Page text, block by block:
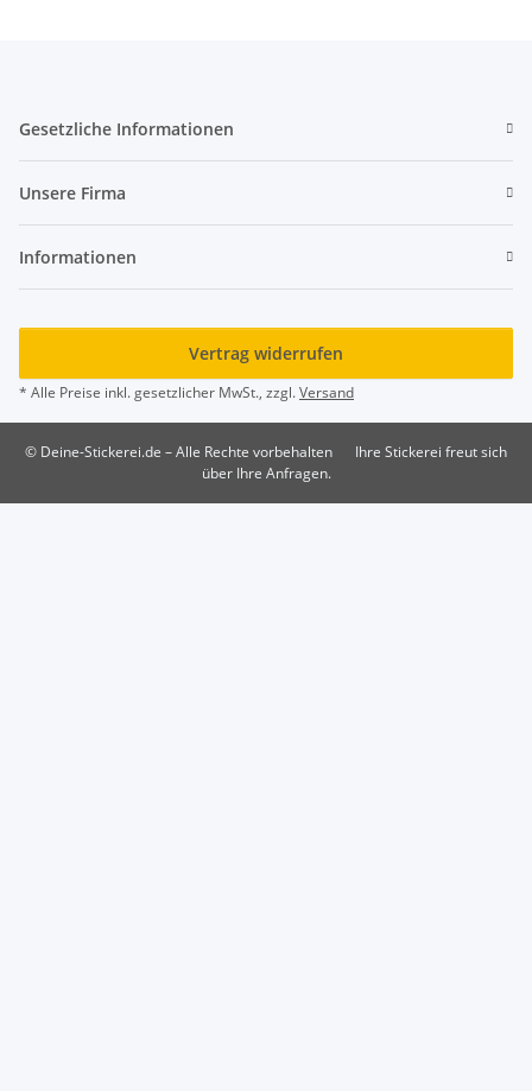
Gesetzliche Informationen
Unsere Firma
Informationen
Vertrag widerrufen
* Alle Preise inkl. gesetzlicher MwSt., zzgl.Versand
© Deine-Stickerei.de – Alle Rechte vorbehalten
Ihre Stickerei freut sich
über Ihre Anfragen.